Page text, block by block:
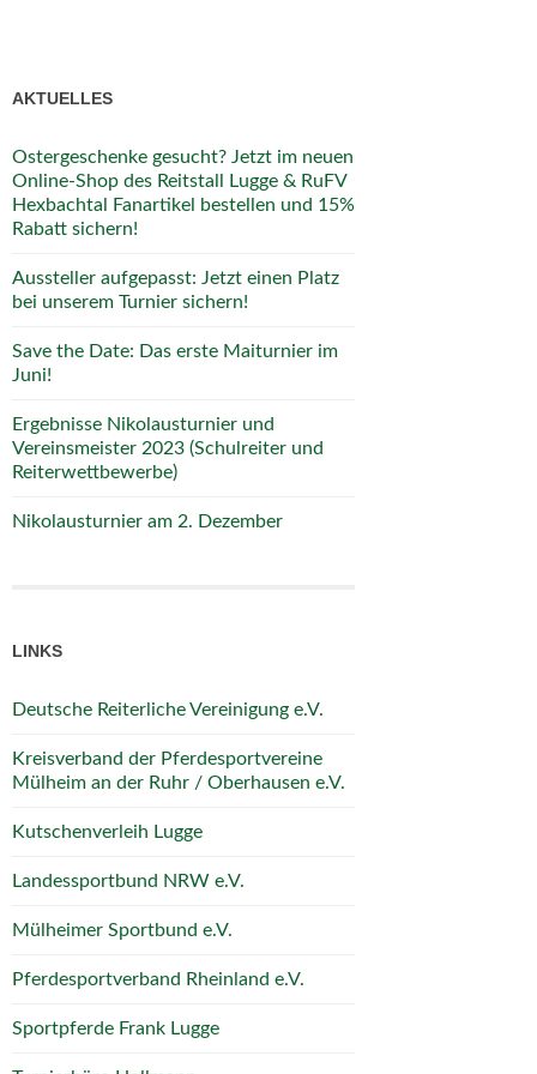
AKTUELLES
Ostergeschenke gesucht? Jetzt im neuen
Online-Shop des Reitstall Lugge & RuFV
Hexbachtal Fanartikel bestellen und 15%
Rabatt sichern!
Aussteller aufgepasst: Jetzt einen Platz
bei unserem Turnier sichern!
Save the Date: Das erste Maiturnier im
Juni!
Ergebnisse Nikolausturnier und
Vereinsmeister 2023 (Schulreiter und
Reiterwettbewerbe)
Nikolausturnier am 2. Dezember
LINKS
Deutsche Reiterliche Vereinigung e.V.
Kreisverband der Pferdesportvereine
Mülheim an der Ruhr / Oberhausen e.V.
Kutschenverleih Lugge
Landessportbund NRW e.V.
Mülheimer Sportbund e.V.
Pferdesportverband Rheinland e.V.
Sportpferde Frank Lugge